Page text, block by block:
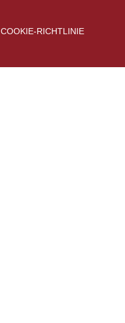
COOKIE-RICHTLINIE